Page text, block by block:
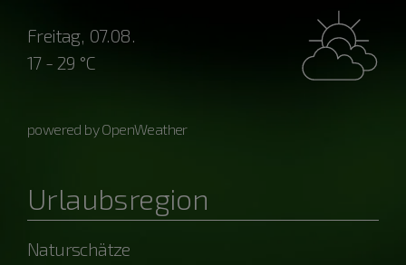
Freitag, 07.08.
17 - 29 °C
powered by OpenWeather
Urlaubsregion
Naturschätze